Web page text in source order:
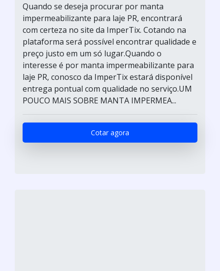
Quando se deseja procurar por manta
impermeabilizante para laje PR, encontrará
com certeza no site da ImperTix. Cotando na
plataforma será possível encontrar qualidade e
preço justo em um só lugar.Quando o
interesse é por manta impermeabilizante para
laje PR, conosco da ImperTix estará disponível
entrega pontual com qualidade no serviço.UM
POUCO MAIS SOBRE MANTA IMPERMEA...
Cotar agora